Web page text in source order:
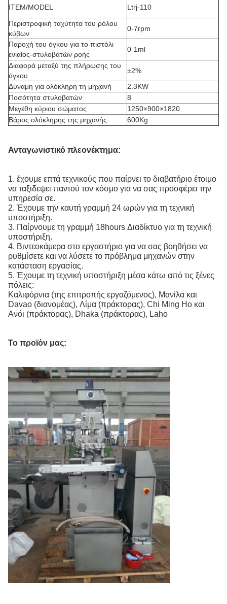
ITEM/MODEL
Ltrj-110
Περιστροφική ταχύτητα του ρόλου
κύβων
0-7rpm
Παροχή του όγκου για το πιστόλι
ενιαίος-στυλοβατών ροής
0-1ml
Διαφορά μεταξύ της πλήρωσης του
όγκου
±2%
Δύναμη για ολόκληρη τη μηχανή
2.3KW
Ποσότητα στυλοβατών
8
Μεγέθη κύριου σώματος
1250×900×1820
Βάρος ολόκληρης της μηχανής
600Kg
Ανταγωνιστικό πλεονέκτημα:
1. έχουμε επτά τεχνικούς που παίρνει το διαβατήριο έτοιμο
να ταξιδεψει παντού τον κόσμο για να σας προσφέρει την
υπηρεσία σε.
2. Έχουμε την καυτή γραμμή 24 ωρών για τη τεχνική
υποστήριξη.
3. Παίρνουμε τη γραμμή 18hours Διαδίκτυο για τη τεχνική
υποστήριξη.
4. Βιντεοκάμερα στο εργαστήριο για να σας βοηθήσει να
ρυθμίσετε και να λύσετε το πρόβλημα μηχανών στην
κατάσταση εργασίας.
5. Έχουμε τη τεχνική υποστήριξη μέσα κάτω από τις ξένες
πόλεις:
Καλιφόρνια (της επιτροπής εργαζόμενος), Μανίλα και
Davao (διανομέας), Λίμα (πράκτορας), Chi Ming Ho και
Ανόι (πράκτορας), Dhaka (πράκτορας), Laho
Το προϊόν μας: